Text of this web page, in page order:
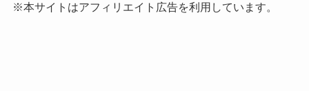
※本サイトはアフィリエイト広告を利用しています。